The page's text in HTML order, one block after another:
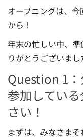
オープニングは、
から！
年末の忙しい中、
りがとうございまし
Question 1
参加してい
さい！
まずは、みなさま